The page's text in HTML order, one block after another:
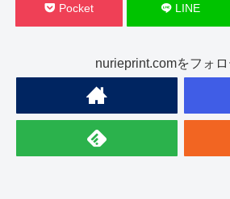
Pocket LINE
nurieprint.comをフォ